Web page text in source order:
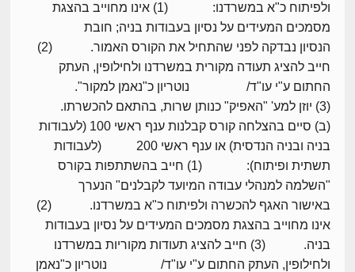
ולפיתוח כ"א במשרדנו: (1) אינו מחוייב בהצגת
מסמכים המעידים על נסיון בעבודות בניה; חובת
הנסיון נבדקה לפני שהתחיל את הקורס האמור. (2)
חייב להציג תעודה מקורית במשרדנו ולחילופין, העתק
החתום ע"י עו"ד/ נוטריון כ"נאמן למקור".
(3) יוזן למע' "האפיק" כנותן שרות, בהתאם להכשרתו.
(ב) סיים בהצלחה קורס קבלנות ענף ראשי 100 (לעבודות
בניה ובניה הנדסית) או ענף ראשי 200 (לעבודות
תשתית ופיתוח): (1) חייב בהשתתפות בקורס
"השלמה למנהלי עבודה המיועד לקבלנים" הנערך
באישור האגף להכשרה ולפיתוח כ"א במשרדנו. (2)
אינו מחוייב בהצגת מסמכים המעידים על נסיון בעבודות
בניה. (3) חייב להציג תעודות מקוריות במשרדנו
ולחילופין, העתק החתום ע"י עו"ד/ נוטריון כ"נאמן